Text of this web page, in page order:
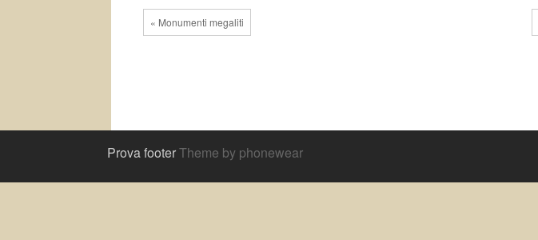
« Monumenti megaliti
Prova footerTheme by phonewear